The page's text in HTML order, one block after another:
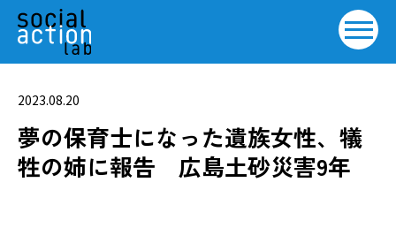
2023.08.20
夢の保育士になった遺族女性、犠
牲の姉に報告 広島土砂災害9年